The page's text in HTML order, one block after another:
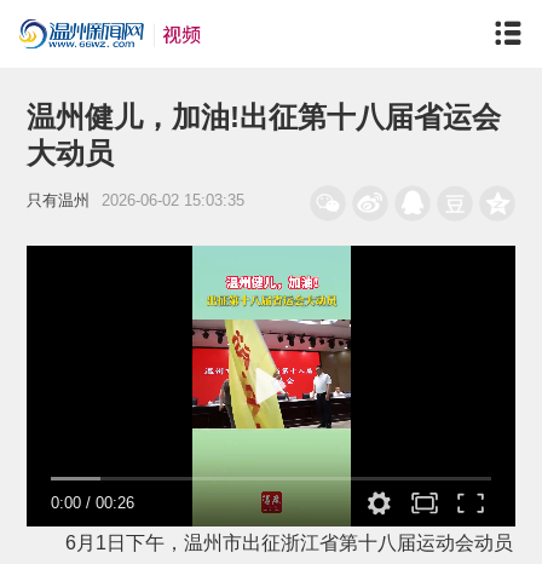
温州健儿，加油!出征第十八届省运会
大动员
只有温州 2026-06-02 15:03:35
0:00 /00:26
6月1日下午，温州市出征浙江省第十八届运动会动员